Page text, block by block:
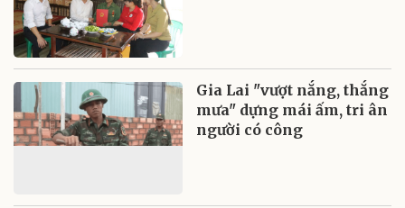
Gia Lai "vượt nắng, thắng
mưa" dựng mái ấm, tri ân
người có công